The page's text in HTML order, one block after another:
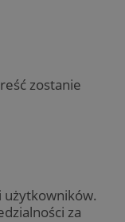
zostanie
za